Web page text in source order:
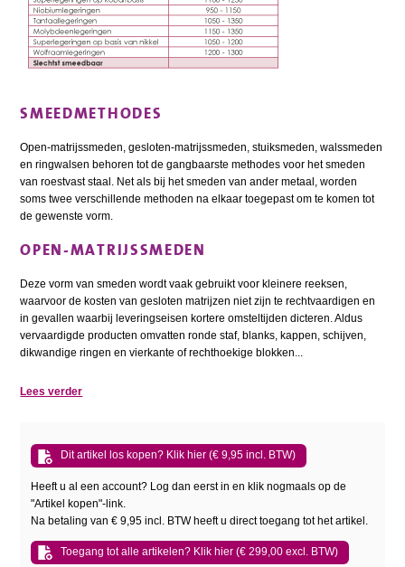
SMEEDMETHODES
Open-matrijssmeden, gesloten-matrijssmeden, stuiksmeden, walssmeden
en ringwalsen behoren tot de gangbaarste methodes voor het smeden
van roestvast staal. Net als bij het smeden van ander metaal, worden
soms twee verschillende methoden na elkaar toegepast om te komen tot
de gewenste vorm.
OPEN-MATRIJSSMEDEN
Deze vorm van smeden wordt vaak gebruikt voor kleinere reeksen,
waarvoor de kosten van gesloten matrijzen niet zijn te rechtvaardigen en
in gevallen waarbij leveringseisen kortere omsteltijden dicteren. Aldus
vervaardigde producten omvatten ronde staf, blanks, kappen, schijven,
dikwandige ringen en vierkante of rechthoekige blokken...
Lees verder
Dit artikel los kopen? Klik hier (€ 9,95 incl. BTW)
Heeft u al een account? Log dan eerst in en klik nogmaals op de
"Artikel kopen"-link.
Na betaling van € 9,95 incl. BTW heeft u direct toegang tot het artikel.
Toegang tot alle artikelen? Klik hier (€ 299,00 excl. BTW)